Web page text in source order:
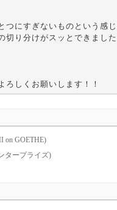
にすぎないものという感じ
切り分けがスッとできました
ろしくお願いします！！
on GOETHE)
タープライズ)